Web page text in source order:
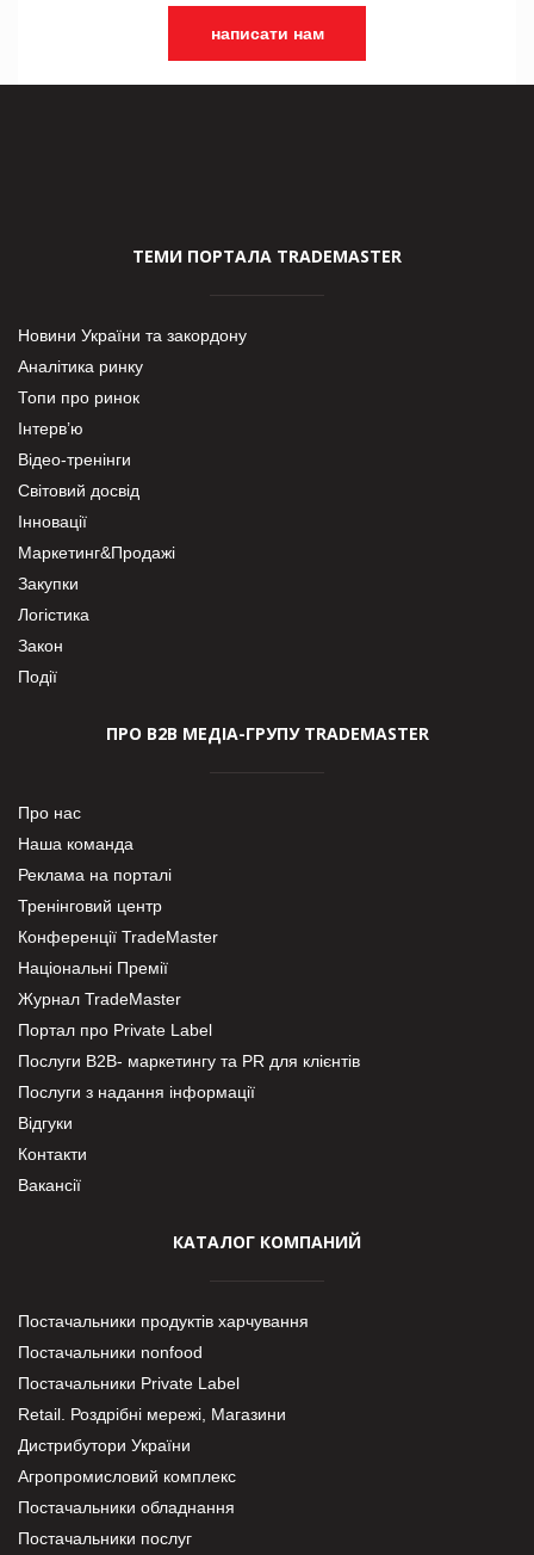
написати нам
ТЕМИ ПОРТАЛА TRADEMASTER
Новини України та закордону
Аналітика ринку
Топи про ринок
Інтерв’ю
Відео-тренінги
Світовий досвід
Інновації
Маркетинг&Продажі
Закупки
Логістика
Закон
Події
ПРО В2В МЕДІА-ГРУПУ TRADEMASTER
Про нас
Наша команда
Реклама на порталі
Тренінговий центр
Конференції TradeMaster
Національні Премії
Журнал TradeMaster
Портал про Private Label
Послуги В2В- маркетингу та PR для клієнтів
Послуги з надання інформації
Відгуки
Контакти
Вакансії
КАТАЛОГ КОМПАНИЙ
Постачальники продуктів харчування
Постачальники nonfood
Постачальники Private Label
Retail. Роздрібні мережі, Магазини
Дистрибутори України
Агропромисловий комплекс
Постачальники обладнання
Постачальники послуг